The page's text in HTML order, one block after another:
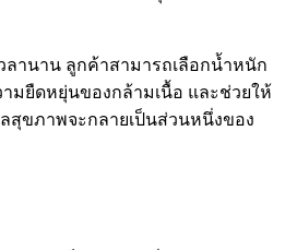
ลานาน ลูกค้าสามารถเลือกน้ำหนัก
ามยืดหยุ่นของกล้ามเนื้อ และช่วยให้
สุขภาพจะกลายเป็นส่วนหนึ่งของ